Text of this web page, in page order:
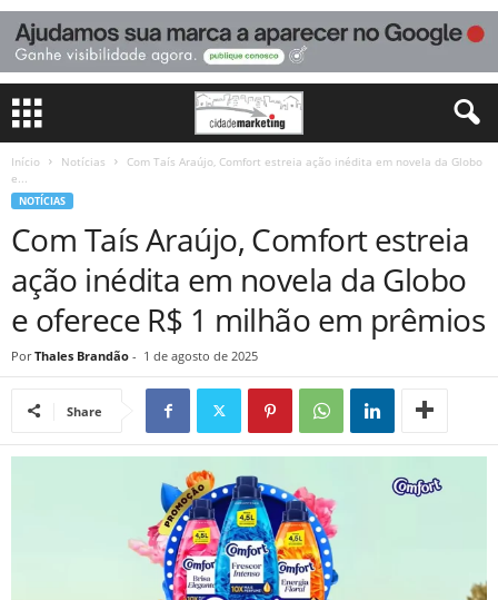
Início Notícias
Com Taís Araújo, Comfort estreia ação inédita em novela da Globo
e...
NOTÍCIAS
Com Taís Araújo, Comfort estreia
ação inédita em novela da Globo
e oferece R$ 1 milhão em prêmios
Por Thales Brandão - 1 de agosto de 2025
Share